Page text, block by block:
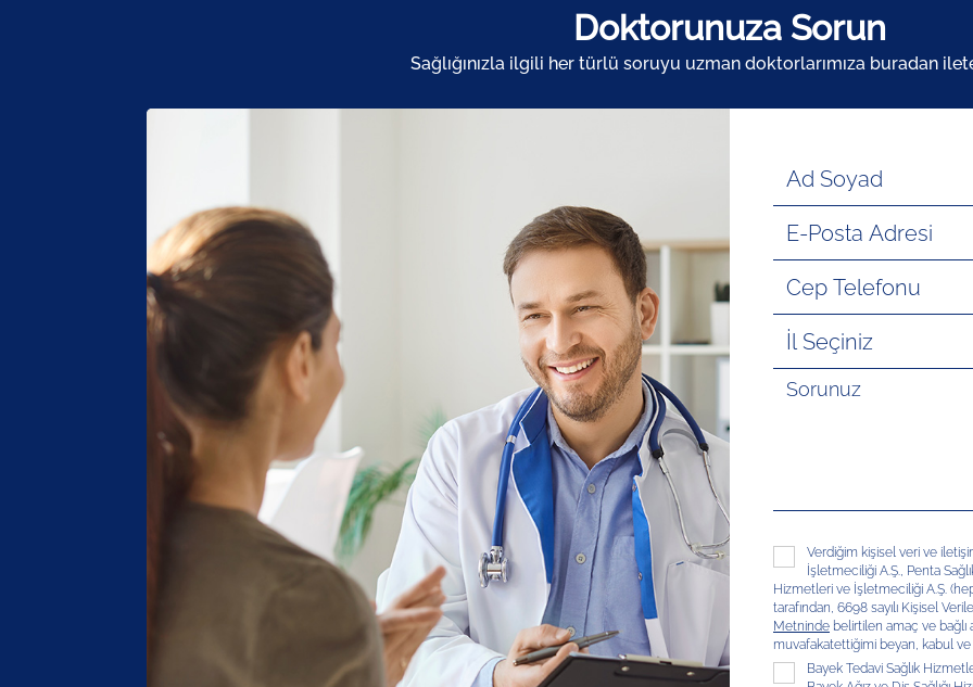
Doktorunuza Sorun
Sağlığınızla ilgili her türlü soruyu uzman doktorlarımıza buradan
Verdiğim kişisel veri ve
İşletmeciliği A.Ş., Penta
Hizmetleri ve İşletmeciliği A.Ş.
tarafından, 6698 sayılı Kişisel
Metninde belirtilen amaç ve bağlı
muvafakatettiğimi beyan, kabul
Bayek Tedavi Sağlık